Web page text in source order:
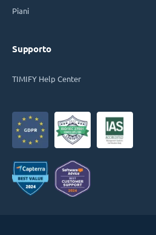
Piani
Supporto
TIMIFY Help Center